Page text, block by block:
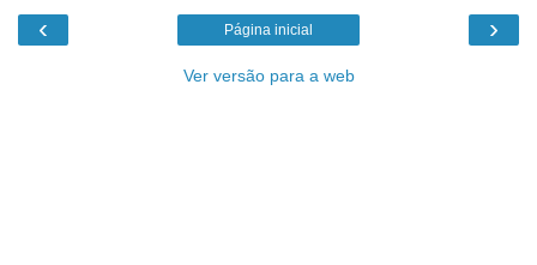
‹ ›
Página inicial
Ver versão para a web